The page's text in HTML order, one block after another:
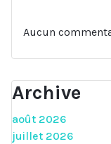
Aucun
Archive
août 2026
juillet 2026